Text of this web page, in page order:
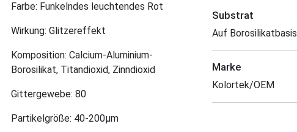
Farbe: Funkelndes leuchtendes Rot
Wirkung: Glitzereffekt
Komposition: Calcium-Aluminium-
Borosilikat, Titandioxid, Zinndioxid
Gittergewebe: 80
Partikelgröße: 40-200μm
Substrat
Auf Borosilikatbasis
Marke
Kolortek/OEM